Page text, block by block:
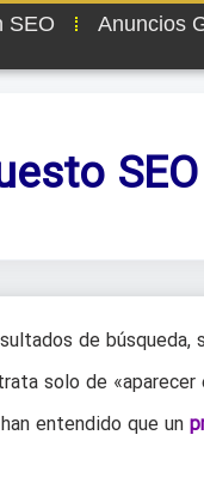
SEO Anuncios
de
solo de
entendido que un